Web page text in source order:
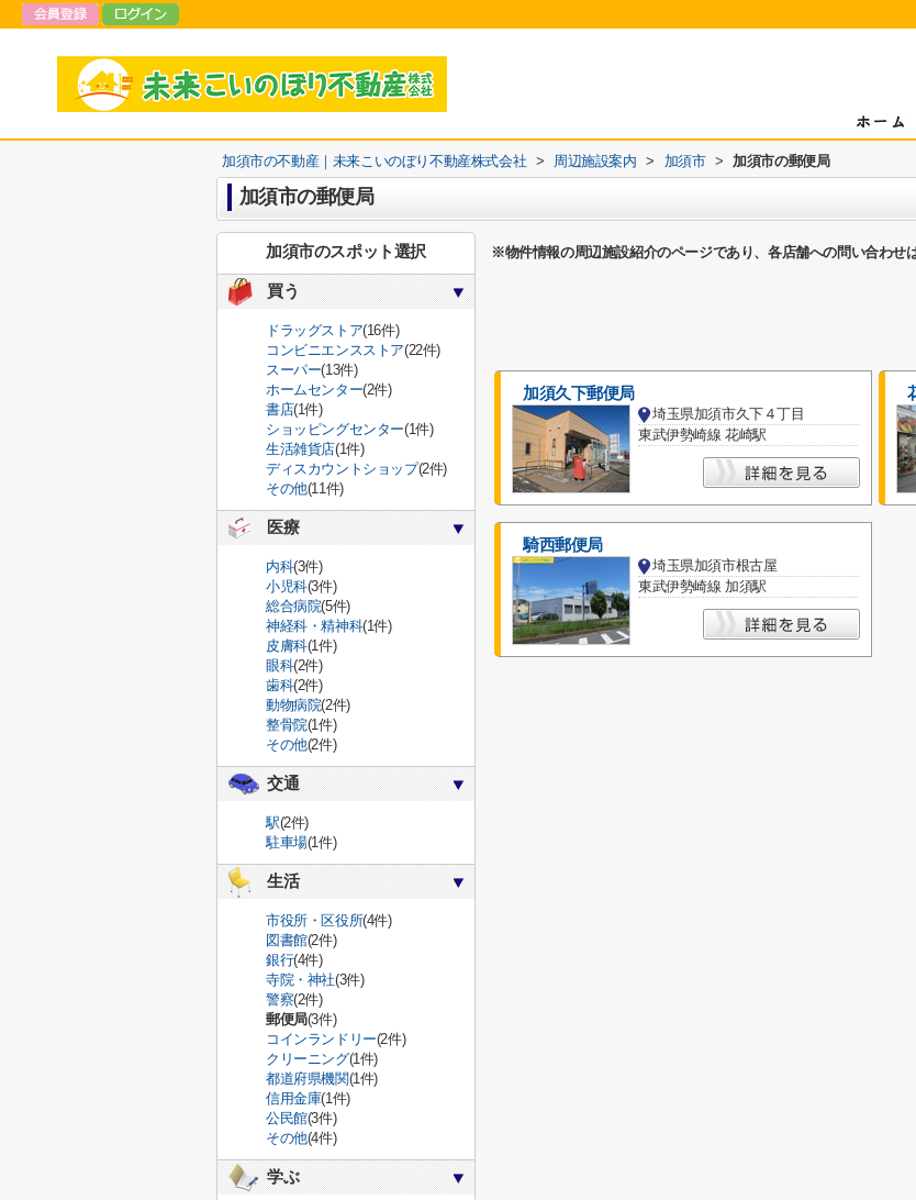
加須市の不動産｜未来こいのぼり不動産株式会社 > 周辺施設案内 > 加須市 > 加須市の郵便局
加須市の郵便局
※物件情報の周辺施設紹介のページであり、各店舗への問い合わせ
加須久下郵便局
埼玉県加須市久下４丁目
東武伊勢崎線 花崎駅
騎西郵便局
埼玉県加須市根古屋
東武伊勢崎線 加須駅
加須市のスポット選択
買う
ドラッグストア(16件)
コンビニエンスストア(22件)
スーパー(13件)
ホームセンター(2件)
書店(1件)
ショッピングセンター(1件)
生活雑貨店(1件)
ディスカウントショップ(2件)
その他(11件)
医療
内科(3件)
小児科(3件)
総合病院(5件)
神経科・精神科(1件)
皮膚科(1件)
眼科(2件)
歯科(2件)
動物病院(2件)
整骨院(1件)
その他(2件)
交通
駅(2件)
駐車場(1件)
生活
市役所・区役所(4件)
図書館(2件)
銀行(4件)
寺院・神社(3件)
警察(2件)
郵便局(3件)
コインランドリー(2件)
クリーニング(1件)
都道府県機関(1件)
信用金庫(1件)
公民館(3件)
その他(4件)
学ぶ